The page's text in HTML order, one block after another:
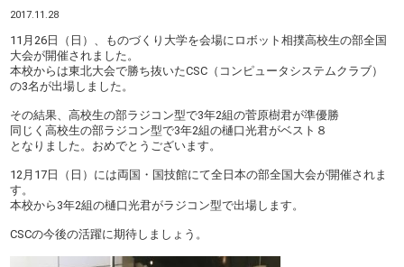
2017.11.28
11月26日（日）、ものづくり大学を会場にロボット相撲高校生の部全国
大会が開催されました。
本校からは東北大会で勝ち抜いたCSC（コンピュータシステムクラブ）
の3名が出場しました。
その結果、高校生の部ラジコン型で3年2組の菅原樹君が準優勝
同じく高校生の部ラジコン型で3年2組の樋口光君がベスト８
となりました。おめでとうございます。
12月17日（日）には両国・国技館にて全日本の部全国大会が開催されま
す。
本校から3年2組の樋口光君がラジコン型で出場します。
CSCの今後の活躍に期待しましょう。